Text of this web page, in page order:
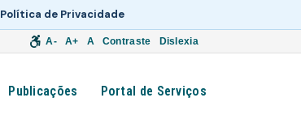
Política de Privacidade
A- A+ A Contraste Dislexia
Publicações Portal de Serviços